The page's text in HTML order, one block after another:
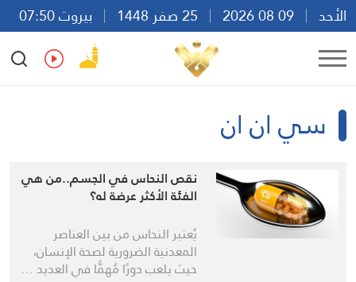
الأحد
بيروت 07:50
Ar
En Fr Es
سي ان ان
نقص النحاس في الجسم..من هي
الفئة الأكثر عرضة له؟
يُعتبر النحاس من بين العناصر
المعدنية الضرورية لصحة الإنسان،
حيث يلعب دورًا مُهمًّا في العديد …